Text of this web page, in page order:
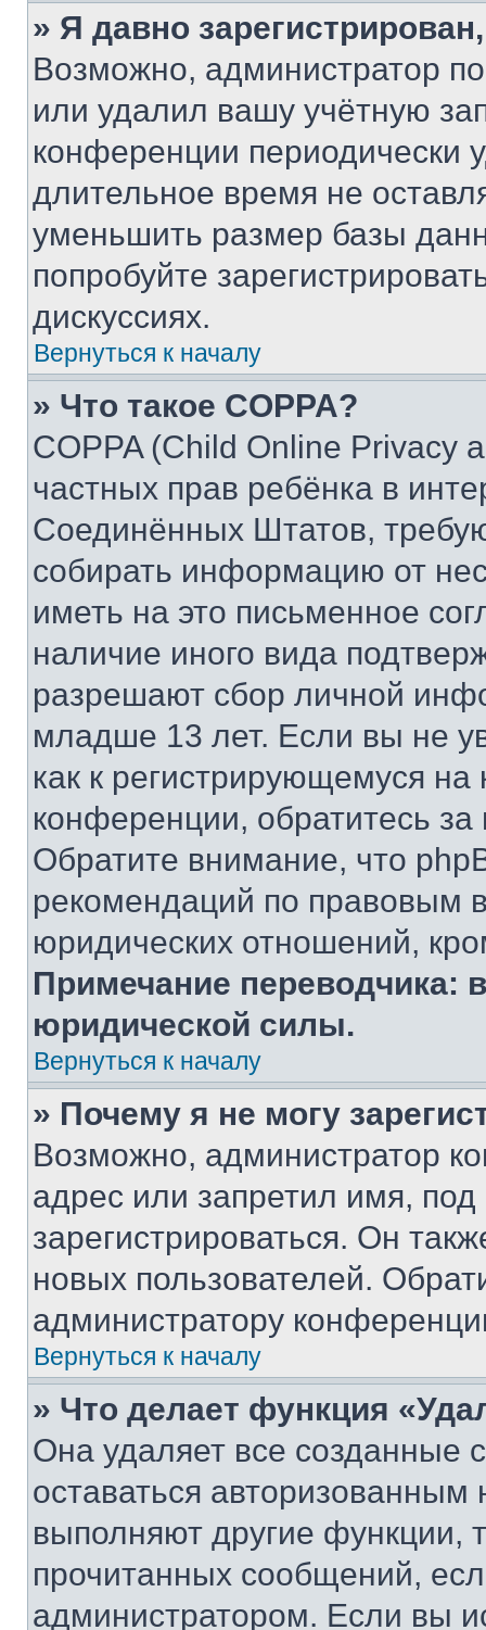
» Я давно
Возможно, администратор
или удалил вашу учётную
конференции периодически
длительное время не
уменьшить размер базы
попробуйте
дискуссиях.
Вернуться к началу
» Что такое COPPA?
COPPA (Child Online Privacy
частных прав ребёнка в
Соединённых Штатов,
собирать информацию от
иметь на это письменное
наличие иного вида
разрешают сбор личной
младше 13 лет. Если вы не
как к регистрирующемуся
конференции, обратитесь
Обратите внимание, что
рекомендаций по правовым
юридических отношений,
Примечание переводчика:
юридической силы.
Вернуться к началу
» Почему я не могу
Возможно, администратор
адрес или запретил имя,
зарегистрироваться. Он
новых пользователей.
администратору
Вернуться к началу
» Что делает функция
Она удаляет все созданные
оставаться
выполняют другие функции,
прочитанных сообщений,
администратором. Если вы